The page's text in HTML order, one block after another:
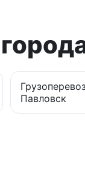
Павловск